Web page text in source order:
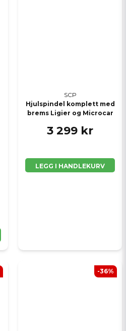
SCP
Hjulspindel komplett med
brems Ligier og Microcar
3 299 kr
LEGG I HANDLEKURV
-36%